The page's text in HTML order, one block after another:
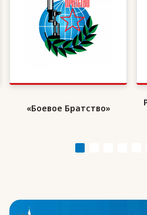
«Боевое Братство»